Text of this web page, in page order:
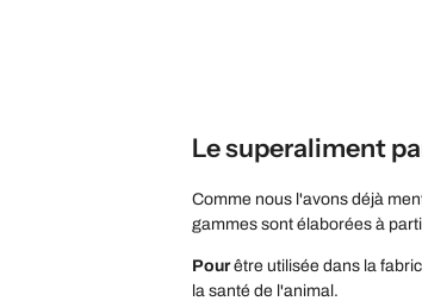
Le superaliment
Comme nous l'avons déjà
gammes sont élaborées à
Pourêtre utilisée dans la
la santé de l'animal.